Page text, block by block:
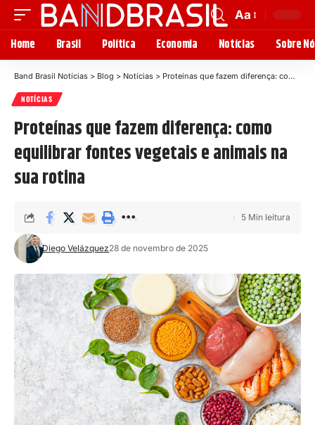
Aa
Home Brasil Política Economia Notícias Sobre
Band Brasil Notícias > Blog > Notícias > Proteínas que fazem diferença: como equilibrar fontes vegetais e animais na sua rotina
NOTÍCIAS
Proteínas que fazem diferença: como
equilibrar fontes vegetais e animais na
sua rotina
Diego Velázquez28 de novembro de 2025
5 Min leitura